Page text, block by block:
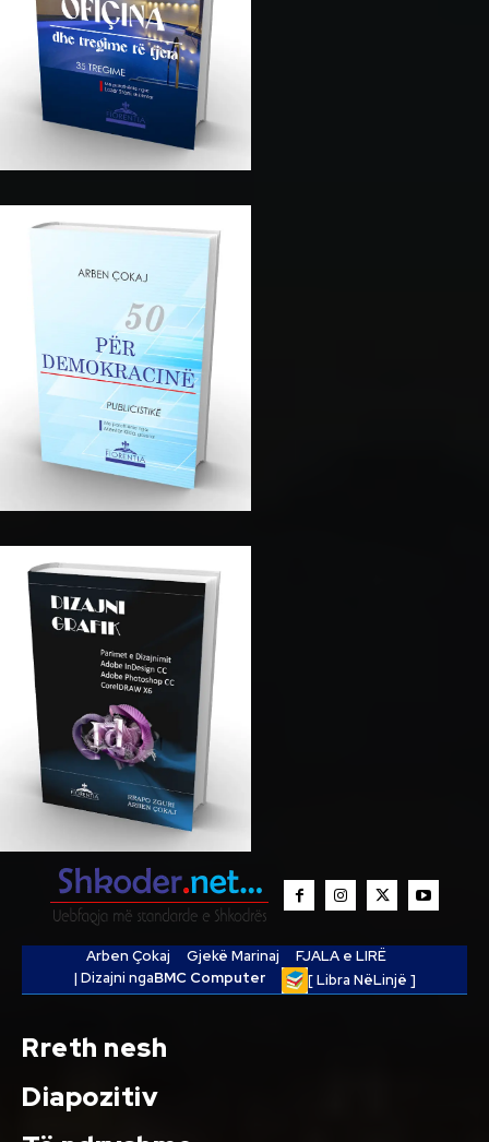
Arben Çokaj Gjekë Marinaj
FJALA e LIRË
| Dizajni ngaBMC Computer [ Libra NëLinjë ]
Rreth nesh
Diapozitiv